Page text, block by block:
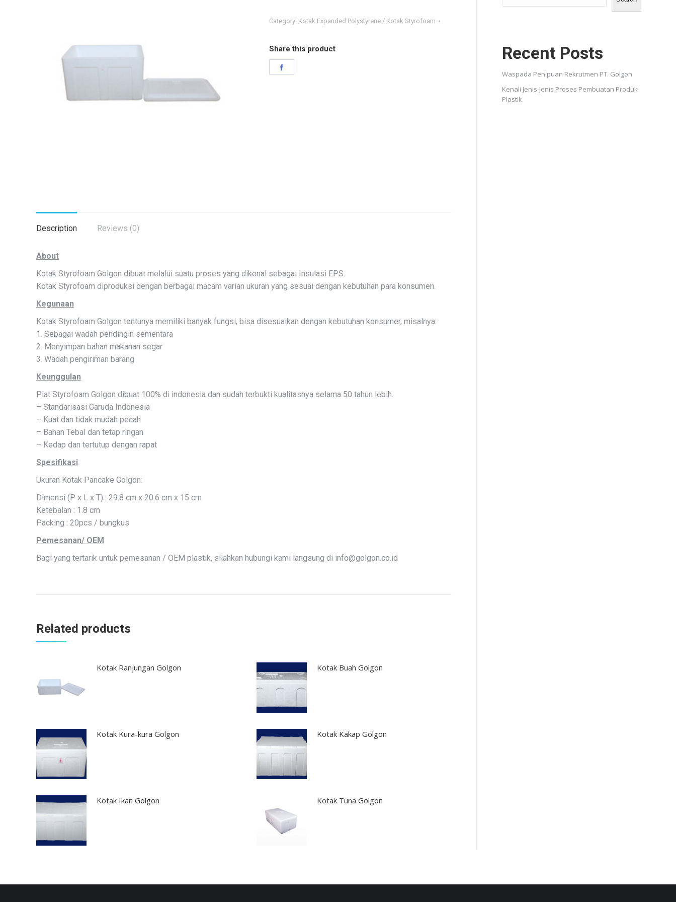
Category: Kotak Expanded Polystyrene / Kotak Styrofoam
Share this product
Description Reviews (0)
About
Kotak Styrofoam Golgon dibuat melalui suatu proses yang dikenal sebagai Insulasi EPS.
Kotak Styrofoam diproduksi dengan berbagai macam varian ukuran yang sesuai dengan kebutuhan para konsumen.
Kegunaan
Kotak Styrofoam Golgon tentunya memiliki banyak fungsi, bisa disesuaikan dengan kebutuhan konsumer, misalnya:
1. Sebagai wadah pendingin sementara
2. Menyimpan bahan makanan segar
3. Wadah pengiriman barang
Keunggulan
Plat Styrofoam Golgon dibuat 100% di indonesia dan sudah terbukti kualitasnya selama 50 tahun lebih.
– Standarisasi Garuda Indonesia
– Kuat dan tidak mudah pecah
– Bahan Tebal dan tetap ringan
– Kedap dan tertutup dengan rapat
Spesifikasi
Ukuran Kotak Pancake Golgon:
Dimensi (P x L x T) : 29.8 cm x 20.6 cm x 15 cm
Ketebalan : 1.8 cm
Packing : 20pcs / bungkus
Pemesanan/ OEM
Bagi yang tertarik untuk pemesanan / OEM plastik, silahkan hubungi kami langsung di info@golgon.co.id
Related products
Kotak Ranjungan Golgon Kotak Buah Golgon
Kotak Kura-kura Golgon Kotak Kakap Golgon
Kotak Ikan Golgon Kotak Tuna Golgon
Recent Posts
Waspada Penipuan Rekrutmen PT. Golgon
Kenali Jenis-Jenis Proses Pembuatan Produk
Plastik